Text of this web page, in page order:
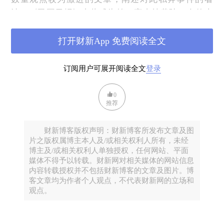
法。《民国日报》由此成为第一家支持黄陆二人的上
海主流媒体。事实上，较之苏州诸报，沪上报章对此
段情事大多持宽容态度，前引的《时报》几篇报道足
可证明。《民国日报》撰稿人援引五四女性主义理
论，火力全开大谈恋爱与革命，支持黄慧如。1928年8
命者”，因其挺身而出，敢与丑恶的社会与家庭环境抗
文章还认为：各类报纸报道中提出的所谓“私奔”一
说，实在是对黄“富有革命性的”及“打破阶级观念的神
圣”恋爱行为的侮辱。如是，黄作为封建家庭与父权制
的叛逆者备受赞誉。借用路易 · 阿尔都塞（ 1918—
1990）之言，“旧家庭中实行革命者”这一身份认同黄
慧如并非一开始就持有，而是被召唤形成的。实则，
订阅用户可展开阅读全文登录
打开财新App 免费阅读全文
0
推荐
财新博客版权声明：财新博客所发布文章及图
片之版权属博主本人及/或相关权利人所有，未经
博主及/或相关权利人单独授权，任何网站、平面
媒体不得予以转载。财新网对相关媒体的网站信息
内容转载授权并不包括财新博客的文章及图片。博
客文章均为作者个人观点，不代表财新网的立场和
观点。